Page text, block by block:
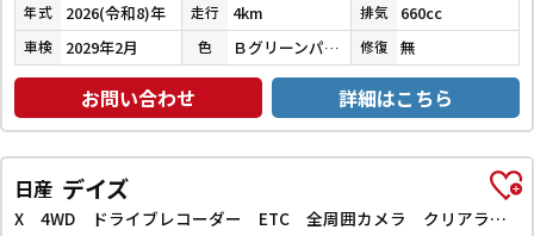
年式 2026(令和8)年 走行 4km 排気 660cc
車検 2029年2月 色 Ｂグリーンパール／ＣブラックＰ 修復 無
お問い合わせ 詳細はこちら
日産 デイズ
X 4WD ドライブレコーダー ETC 全周囲カメラ クリアランスソナー 衝突被害軽減システム オートライト スマートキー アイドリングストップ 電動格納ミラー シートヒーター ベンチシート CVT